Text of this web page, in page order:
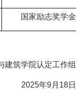
国家励志奖学金
建筑学院认定工作组
2025年9月 18日